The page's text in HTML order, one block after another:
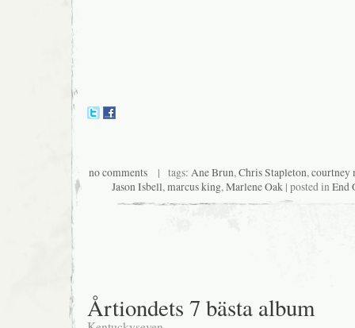
no comments| tags: Ane Brun,Chris Stapleton,courtney
Jason Isbell,marcus king,Marlene Oak| posted inEnd
Årtiondets 7 bästa album